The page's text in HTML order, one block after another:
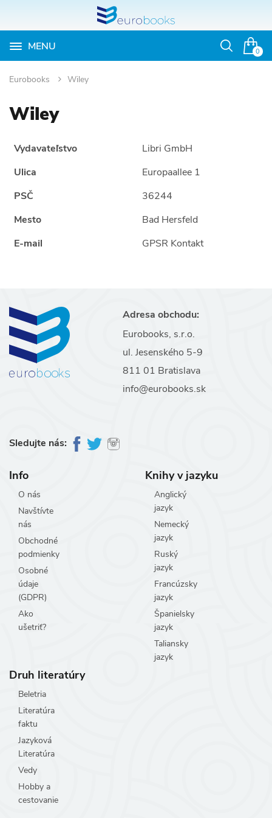
0
MENU
Otvoriť
Eurobooks Wiley
Wiley
Vydavateľstvo
Libri GmbH
Ulica
Europaallee 1
PSČ
36244
Mesto
Bad Hersfeld
E-mail
GPSR Kontakt
Adresa obchodu:
Eurobooks, s.r.o.
ul. Jesenského 5-9
811 01 Bratislava
info@eurobooks.sk
Sledujte nás:
Info
O nás
Navštívte
nás
Obchodné
podmienky
Osobné
údaje
(GDPR)
Ako
ušetriť?
Knihy v jazyku
Anglický
jazyk
Nemecký
jazyk
Ruský
jazyk
Francúzsky
jazyk
Španielsky
jazyk
Taliansky
jazyk
Druh literatúry
Beletria
Literatúra
faktu
Jazyková
Literatúra
Vedy
Hobby a
cestovanie